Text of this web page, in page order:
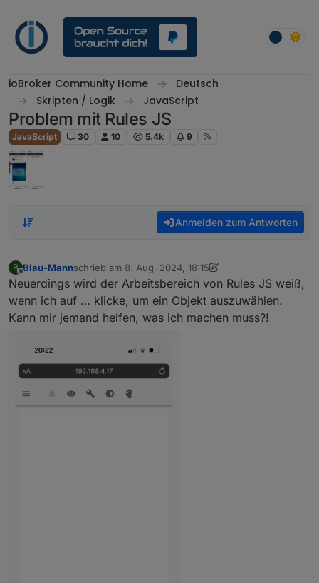
ioBroker Community Home
Deutsch
Skripten / Logik
JavaScript
Problem mit Rules JS
JavaScript 30 10 5.4k 9
Anmelden zum Antworten
B
Offline
Blau-Mannschrieb am 8. Aug. 2024, 18:15
zuletzt editiert von Blau-Mann8. Aug. 2024, 20:23
Neuerdings wird der Arbeitsbereich von Rules JS weiß,
wenn ich auf … klicke, um ein Objekt auszuwählen.
Kann mir jemand helfen, was ich machen muss?!